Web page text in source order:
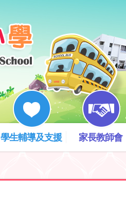
學生輔導及支援 家長教師會